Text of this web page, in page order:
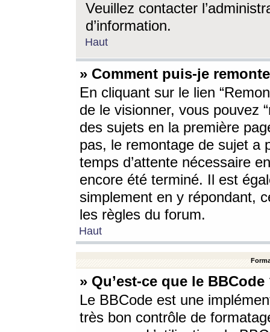
Veuillez contacter
d’information.
Haut
» Comment puis-je
En cliquant sur le lien
de le visionner, vous pouvez
des sujets en la première
pas, le remontage de sujet a
temps d’attente nécessaire
encore été terminé. Il est
simplement en y répondant,
les règles du forum.
Haut
» Qu’est-ce que le BBCode
Le BBCode est une
très bon contrôle de